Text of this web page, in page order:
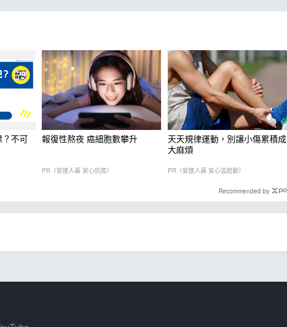
不可 報復性熬夜 癌細胞數攀升
PR（安達人壽 安心抗癌）
天天規律運動，別讓小傷累積成
大麻煩
PR（安達人壽 安心溢起動）
Recommended by